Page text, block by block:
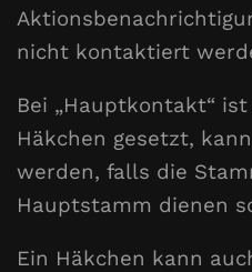
nicht kontaktiert
Bei „Hauptkontakt“
Häkchen gesetzt,
werden, falls die
Hauptstamm dienen
Ein Häkchen kann